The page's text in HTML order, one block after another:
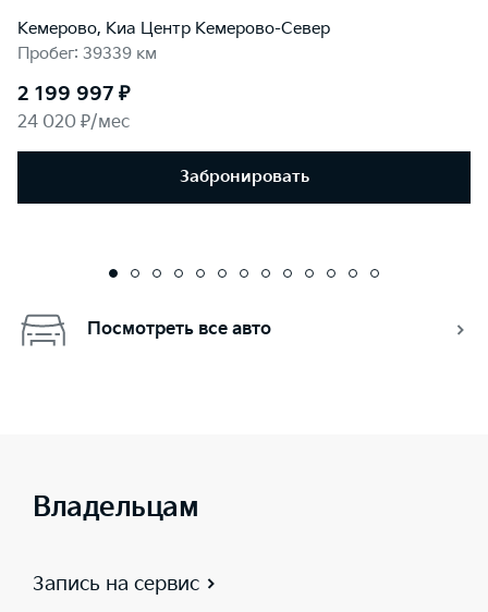
Кемерово, Киа Центр Кемерово-Север
Пробег: 39339 км
2 199 997 ₽
24 020 ₽/мес
Забронировать
Посмотреть все авто
Владельцам
Запись на сервис